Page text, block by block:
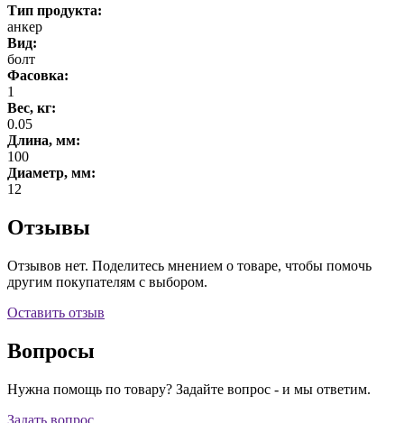
Тип продукта:
анкер
Вид:
болт
Фасовка:
1
Вес, кг:
0.05
Длина, мм:
100
Диаметр, мм:
12
Отзывы
Отзывов нет. Поделитесь мнением о товаре, чтобы помочь
другим покупателям с выбором.
Оставить отзыв
Вопросы
Нужна помощь по товару? Задайте вопрос - и мы ответим.
Задать вопрос